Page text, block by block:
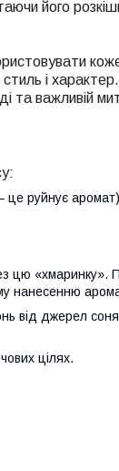
його
і
та важливій
це руйнує аромат)
цю «хмаринку».
нанесенню
від джерел
цілях.